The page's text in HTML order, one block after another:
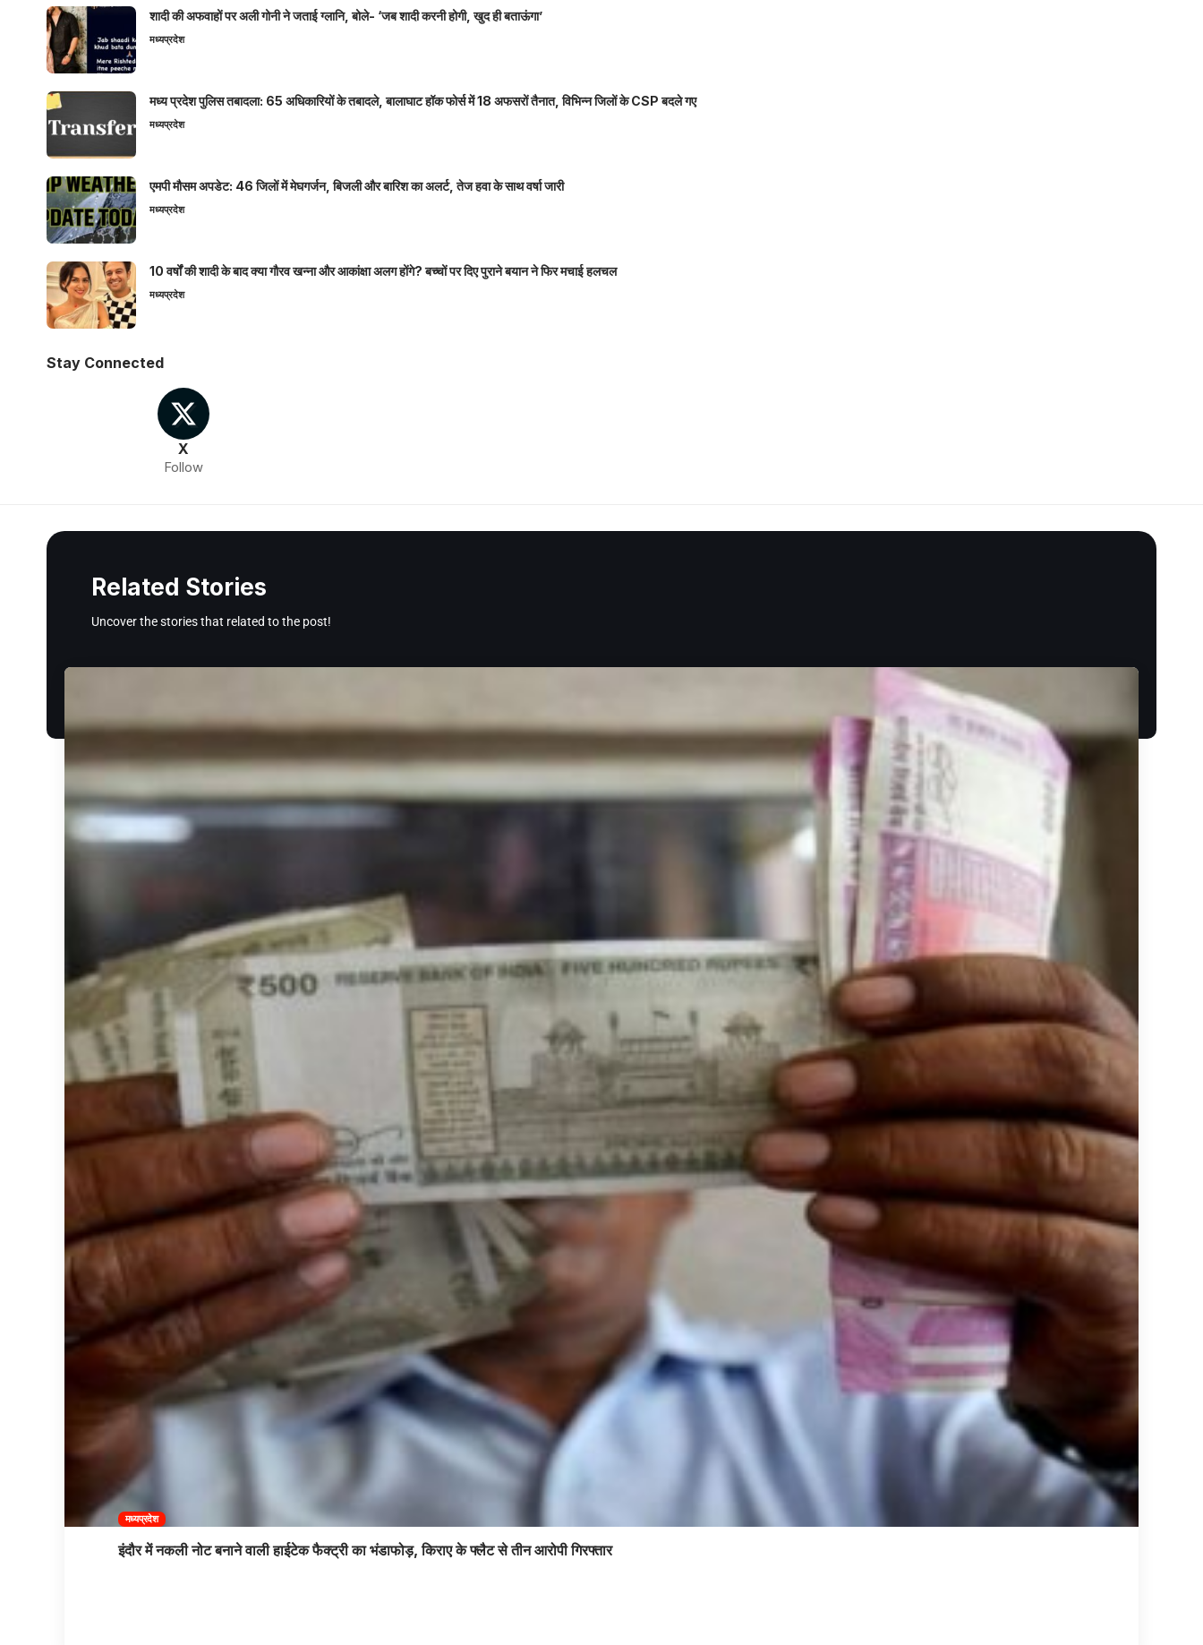
शादी की अफवाहों पर अली गोनी ने जताई ग्लानि, बोले- ‘जब शादी करनी होगी, खुद ही बताऊंगा’
मध्यप्रदेश
मध्य प्रदेश पुलिस तबादला: 65 अधिकारियों के तबादले, बालाघाट हॉक फोर्स में 18 अफसरों तैनात, विभिन्न जिलों के CSP बदले गए
मध्यप्रदेश
एमपी मौसम अपडेट: 46 जिलों में मेघगर्जन, बिजली और बारिश का अलर्ट, तेज हवा के साथ वर्षा जारी
मध्यप्रदेश
10 वर्षों की शादी के बाद क्या गौरव खन्ना और आकांक्षा अलग होंगे? बच्चों पर दिए पुराने बयान ने फिर मचाई हलचल
मध्यप्रदेश
Stay Connected
X
Follow
Related Stories
Uncover the stories that related to the post!
मध्यप्रदेश
इंदौर में नकली नोट बनाने वाली हाईटेक फैक्ट्री का भंडाफोड़, किराए के फ्लैट से तीन आरोपी गिरफ्तार